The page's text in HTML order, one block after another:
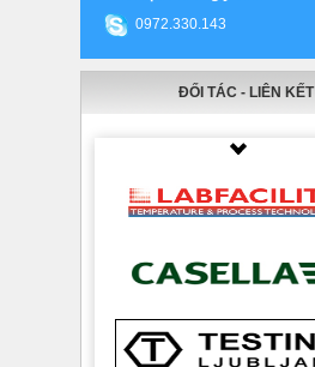
0972.330.143
ĐỐI TÁC - LIÊN KẾT